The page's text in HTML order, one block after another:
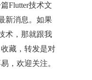
Flutter技术文
新消息。如果
术，那就跟我
藏，转发是对
，欢迎关注。